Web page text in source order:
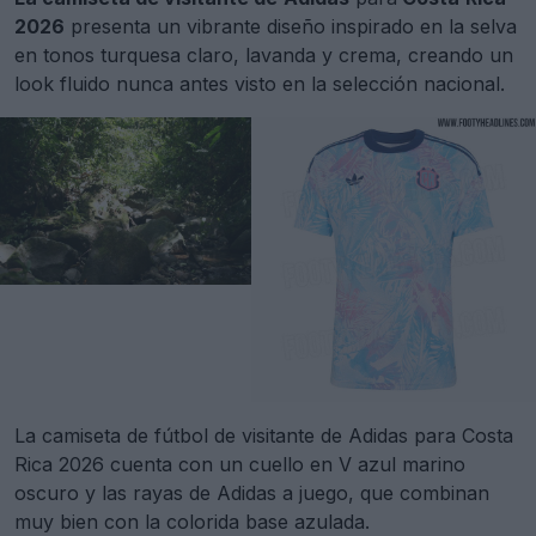
2026 presenta un vibrante diseño inspirado en la selva
en tonos turquesa claro, lavanda y crema, creando un
look fluido nunca antes visto en la selección nacional.
La camiseta de fútbol de visitante de Adidas para Costa
Rica 2026 cuenta con un cuello en V azul marino
oscuro y las rayas de Adidas a juego, que combinan
muy bien con la colorida base azulada.